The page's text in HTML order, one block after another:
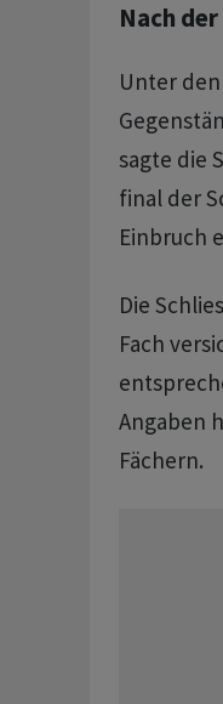
Nach
Unter
sagte die
final der
Einbruch
Die
Fach
Angaben
Fächern.